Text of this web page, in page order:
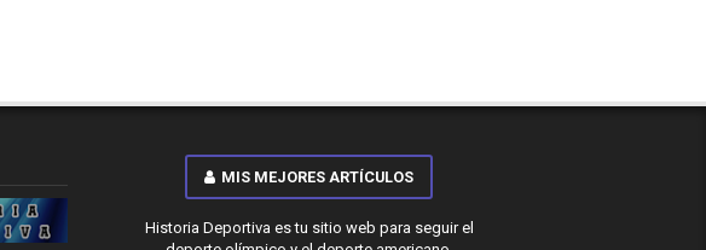
MIS MEJORES ARTÍCULOS
Historia Deportiva es tu sitio web para seguir el